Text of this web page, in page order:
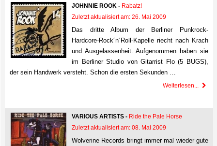
JOHNNIE ROOK - Rabatz!
Zuletzt aktualisiert am: 26. Mai 2009
Das dritte Album der Berliner Punkrock-
Hardcore-Rock´n´Roll-Kapelle riecht nach Krach
und Ausgelassenheit. Aufgenommen haben sie
im Berliner Studio von Gitarrist Flo (5 BUGS),
der sein Handwerk versteht. Schon die ersten Sekunden …
Weiterlesen...
VARIOUS ARTISTS - Ride the Pale Horse
Zuletzt aktualisiert am: 08. Mai 2009
Wolverine Records bringt immer mal wieder gute